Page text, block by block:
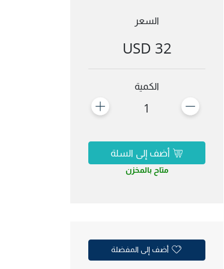
السعر
32 USD
الكمية
1
أضف إلى السلة
متاح بالمخزن
أضف إلى المفضلة